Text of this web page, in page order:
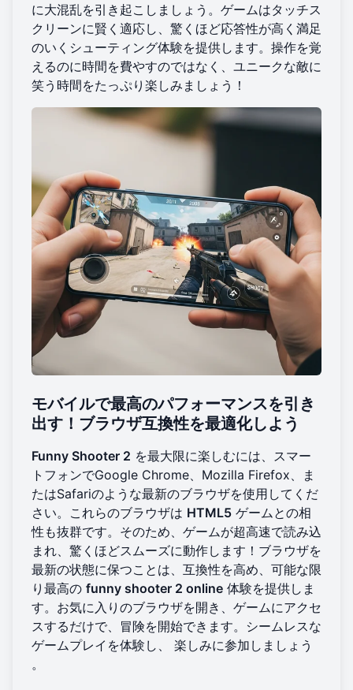
に大混乱を引き起こしましょう。ゲームはタッチス
クリーンに賢く適応し、驚くほど応答性が高く満足
のいくシューティング体験を提供します。操作を覚
えるのに時間を費やすのではなく、ユニークな敵に
笑う時間をたっぷり楽しみましょう！
モバイルで最高のパフォーマンスを引き
出す！ブラウザ互換性を最適化しよう
Funny Shooter 2 を最大限に楽しむには、スマー
トフォンでGoogle Chrome、Mozilla Firefox、ま
たはSafariのような最新のブラウザを使用してくだ
さい。これらのブラウザは HTML5 ゲームとの相
性も抜群です。そのため、ゲームが超高速で読み込
まれ、驚くほどスムーズに動作します！ブラウザを
最新の状態に保つことは、互換性を高め、可能な限
り最高の funny shooter 2 online 体験を提供しま
す。お気に入りのブラウザを開き、ゲームにアクセ
スするだけで、冒険を開始できます。シームレスな
ゲームプレイを体験し、 楽しみに参加しましょう
。